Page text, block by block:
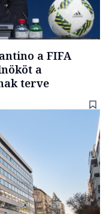
a FIFA
a
terve